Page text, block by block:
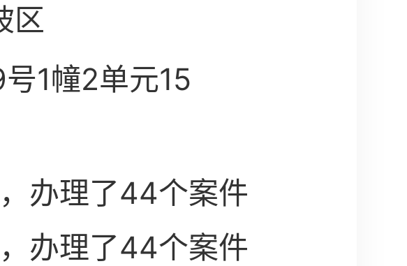
区
1幢2单元15
办理了44个案件
办理了44个案件